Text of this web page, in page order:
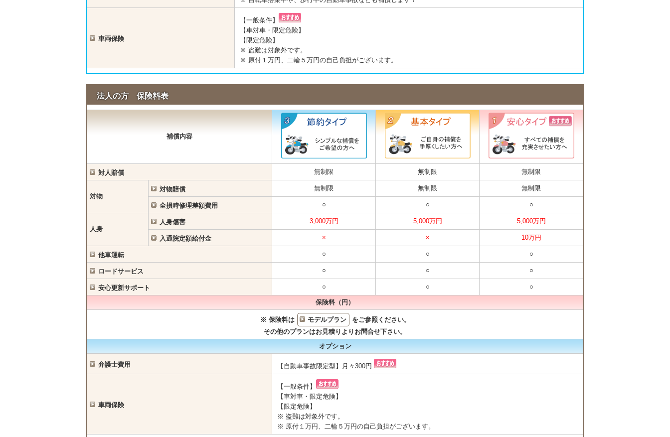
車両保険
【一般条件】
【車対車・限定危険】
【限定危険】
※ 盗難は対象外です。
※ 原付１万円、二輪５万円の自己負担がございます。
法人の方 保険料表
補償内容
対人賠償 無制限 無制限 無制限
対物
対物賠償 無制限 無制限 無制限
全損時修理差額費用 ○ ○ ○
人身
人身傷害 3,000万円 5,000万円 5,000万円
入通院定額給付金 × × 10万円
他車運転 ○ ○ ○
ロードサービス ○ ○ ○
安心更新サポート ○ ○ ○
保険料（円）
※ 保険料は モデルプラン
をご参照ください。
その他のプランはお見積りよりお問合せ下さい。
オプション
弁護士費用 【自動車事故限定型】月々300円
車両保険
【一般条件】
【車対車・限定危険】
【限定危険】
※ 盗難は対象外です。
※ 原付１万円、二輪５万円の自己負担がございます。